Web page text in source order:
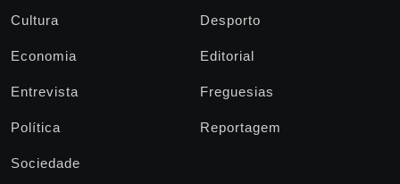
Cultura Desporto
Economia Editorial
Entrevista Freguesias
Política Reportagem
Sociedade